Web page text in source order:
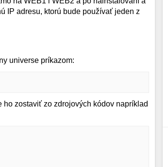
IP adresu, ktorú bude používať jeden z
universe príkazom:
zostaviť zo zdrojových kódov napríklad